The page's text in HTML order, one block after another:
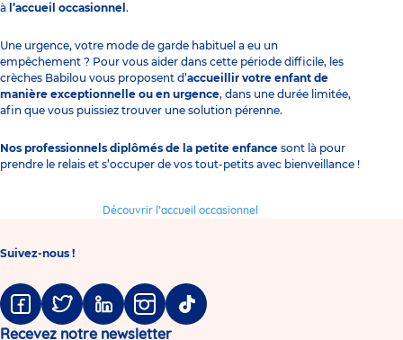
à l’accueil occasionnel .
Une urgence, votre mode de garde habituel a eu un
empêchement ? Pour vous aider dans cette période difficile, les
crèches Babilou vous proposent d’accueillir votre enfant de
manière exceptionnelle ou en urgence, dans une durée limitée,
afin que vous puissiez trouver une solution pérenne.
Nos professionnels diplômés de la petite enfance sont là pour
prendre le relais et s’occuper de vos tout-petits avec bienveillance !
Découvrir l’accueil occasionnel
Suivez-nous !
FacebookTwitter LinkedinInstagramTiktok
Recevez notre newsletter